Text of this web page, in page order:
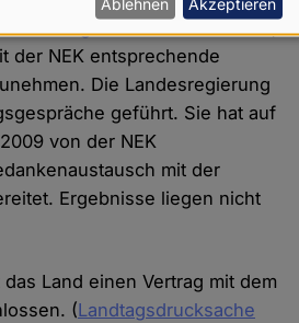
(Landtagsdrucksache 16/1693,
der NEK entsprechende
Die Landesregierung
geführt. Sie hat auf
von der NEK
mit der
Ergebnisse liegen nicht
Land einen Vertrag mit dem
(Landtagsdrucksache